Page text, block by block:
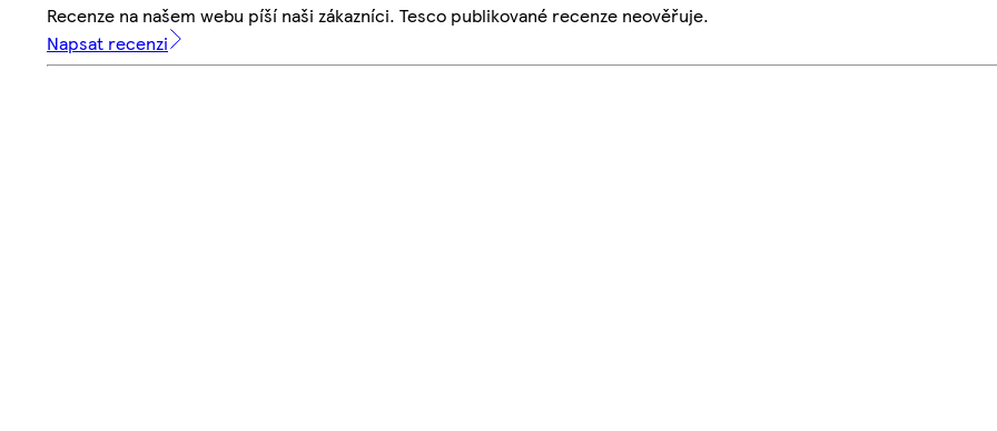
Recenze na našem webu píší naši zákazníci. Tesco publikované recenze neověřuje.
Napsat recenzi